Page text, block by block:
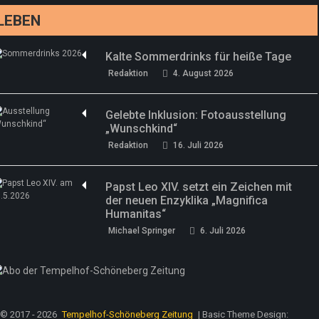
Kalte Sommerdrinks für heiße Tage
Redaktion 4. August 2026
Gelebte Inklusion: Fotoausstellung
„Wunschkind“
Redaktion 16. Juli 2026
Papst Leo XIV. setzt ein Zeichen mit
der neuen Enzyklika „Magnifica
Humanitas“
Michael Springer 6. Juli 2026
© 2017 - 2026 Tempelhof-Schöneberg Zeitung | Basic Theme Design: